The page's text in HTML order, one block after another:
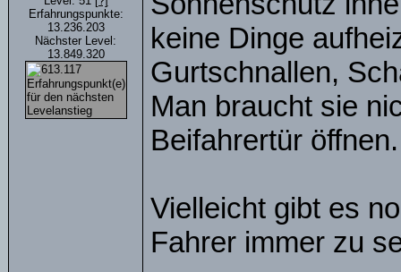
Erfahrungspunkte:
13.236.203
Nächster Level:
13.849.320
keine Dinge
Gurtschnallen,
Man braucht sie
Beifahrertür öffnen.
Vielleicht gibt es
Fahrer immer zu